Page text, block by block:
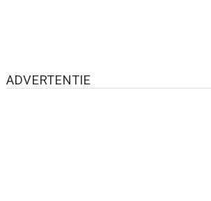
ADVERTENTIE